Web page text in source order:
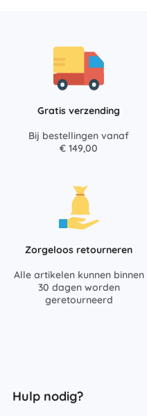
Gratis verzending
Bij bestellingen vanaf
€ 149,00
Zorgeloos retourneren
Alle artikelen kunnen binnen
30 dagen worden
geretourneerd
Hulp nodig?